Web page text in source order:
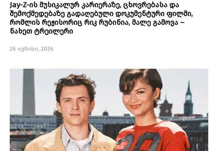
Jay-Z-ის მუსიკალურ კარიერაზე, ცხოვრებასა და
შემოქმედებაზე გადაღებული დოკუმენტური ფილმი,
რომლის რეჟისორიც რიკ რუბინია, მალე გამოვა –
ნახეთ ტრეილერი
26 ივნისი, 2026